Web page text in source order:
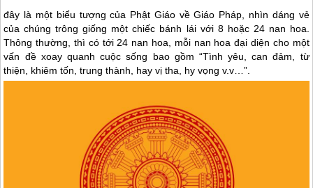
đây là một biểu tượng của Phật Giáo về Giáo Pháp, nhìn dáng vẻ
của chúng trông giống một chiếc bánh lái với 8 hoặc 24 nan hoa.
Thông thường, thì có tới 24 nan hoa, mỗi nan hoa đại diện cho một
vấn đề xoay quanh cuộc sống bao gồm “Tình yêu, can đảm, từ
thiện, khiêm tốn, trung thành, hay vị tha, hy vọng v.v…”.